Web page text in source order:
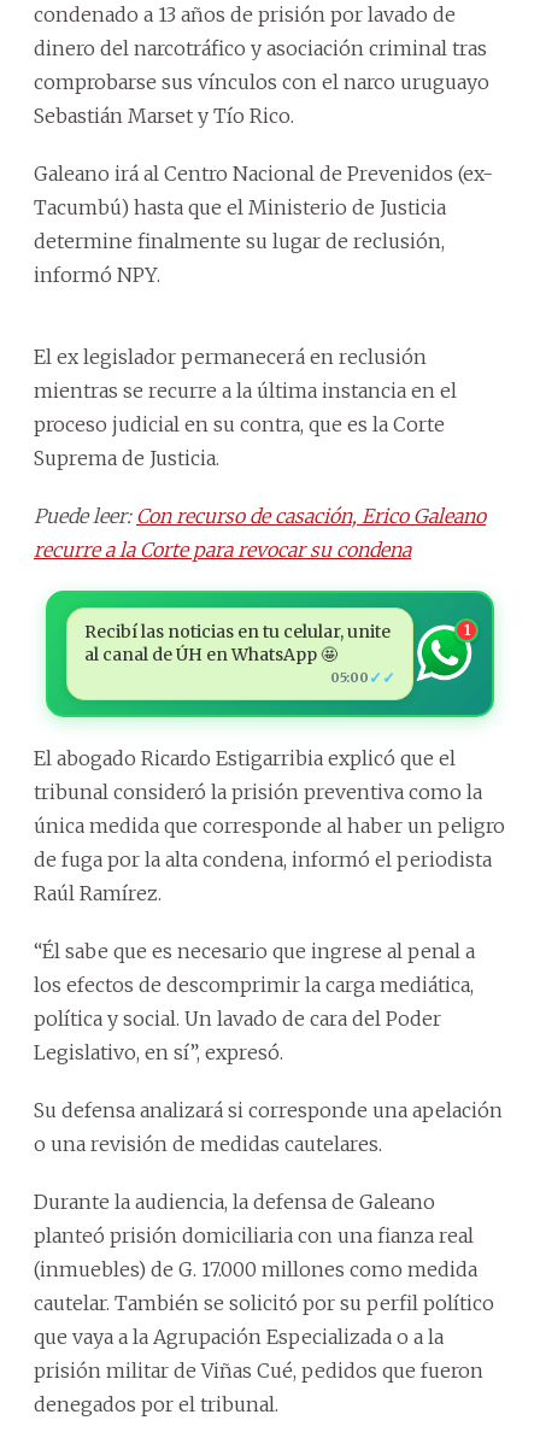
condenado a 13 años de prisión por lavado de
dinero del narcotráfico y asociación criminal tras
comprobarse sus vínculos con el narco uruguayo
Sebastián Marset y Tío Rico.
Galeano irá al Centro Nacional de Prevenidos (ex-
Tacumbú) hasta que el Ministerio de Justicia
determine finalmente su lugar de reclusión,
informó NPY.
El ex legislador permanecerá en reclusión
mientras se recurre a la última instancia en el
proceso judicial en su contra, que es la Corte
Suprema de Justicia.
Puede leer: Con recurso de casación, Erico Galeano
recurre a la Corte para revocar su condena
Recibí las noticias en tu celular, unite
al canal de ÚH en WhatsApp 🤩
05:00 ✓✓
1
El abogado Ricardo Estigarribia explicó que el
tribunal consideró la prisión preventiva como la
única medida que corresponde al haber un peligro
de fuga por la alta condena, informó el periodista
Raúl Ramírez.
“Él sabe que es necesario que ingrese al penal a
los efectos de descomprimir la carga mediática,
política y social. Un lavado de cara del Poder
Legislativo, en sí”, expresó.
Su defensa analizará si corresponde una apelación
o una revisión de medidas cautelares.
Durante la audiencia, la defensa de Galeano
planteó prisión domiciliaria con una fianza real
(inmuebles) de G. 17.000 millones como medida
cautelar. También se solicitó por su perfil político
que vaya a la Agrupación Especializada o a la
prisión militar de Viñas Cué, pedidos que fueron
denegados por el tribunal.